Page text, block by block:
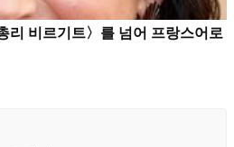
리 비르기트〉를 넘어 프랑스어로